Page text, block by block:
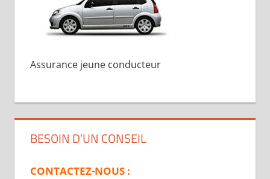
Assurance jeune conducteur
BESOIN D’UN CONSEIL
CONTACTEZ-NOUS :